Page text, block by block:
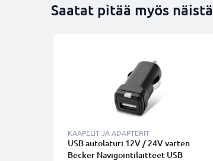
Saatat pitää myös näistä
KAAPELIT JA ADAPTERIT
USB autolaturi 12V / 24V varten
Becker Navigointilaitteet USB